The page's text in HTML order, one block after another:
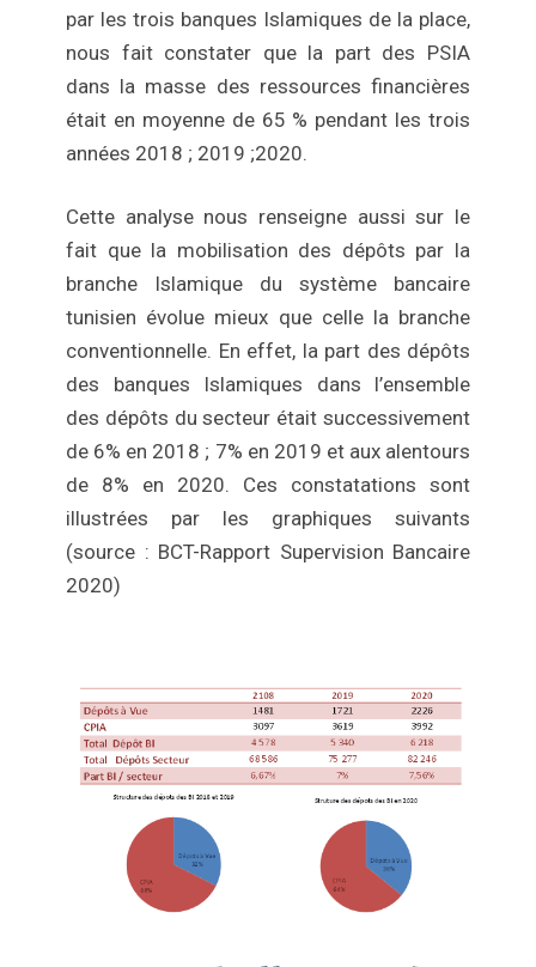
par les trois banques Islamiques de la place,
nous fait constater que la part des PSIA
dans la masse des ressources financières
était en moyenne de 65 % pendant les trois
années 2018 ; 2019 ;2020.
Cette analyse nous renseigne aussi sur le
fait que la mobilisation des dépôts par la
branche Islamique du système bancaire
tunisien évolue mieux que celle la branche
conventionnelle. En effet, la part des dépôts
des banques Islamiques dans l’ensemble
des dépôts du secteur était successivement
de 6% en 2018 ; 7% en 2019 et aux alentours
de 8% en 2020. Ces constatations sont
illustrées par les graphiques suivants
(source : BCT-Rapport Supervision Bancaire
2020)